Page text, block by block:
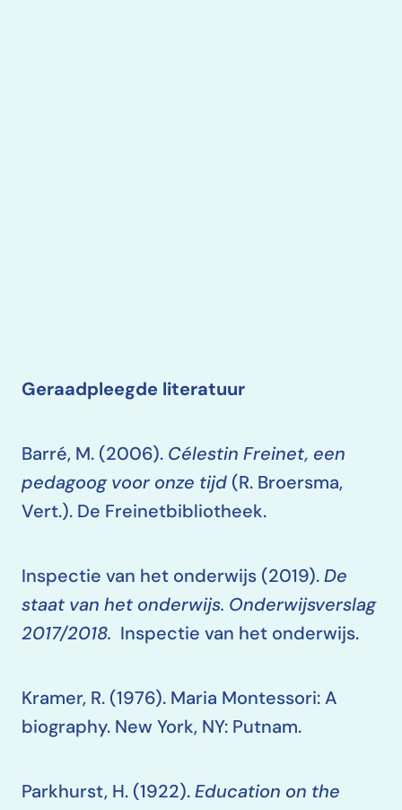
Geraadpleegde literatuur
Barré, M. (2006). Célestin Freinet, een
pedagoog voor onze tijd (R. Broersma,
Vert.). De Freinetbibliotheek.
Inspectie van het onderwijs (2019). De
staat van het onderwijs. Onderwijsverslag
2017/2018. Inspectie van het onderwijs.
Kramer, R. (1976). Maria Montessori: A
biography. New York, NY: Putnam.
Parkhurst, H. (1922). Education on the